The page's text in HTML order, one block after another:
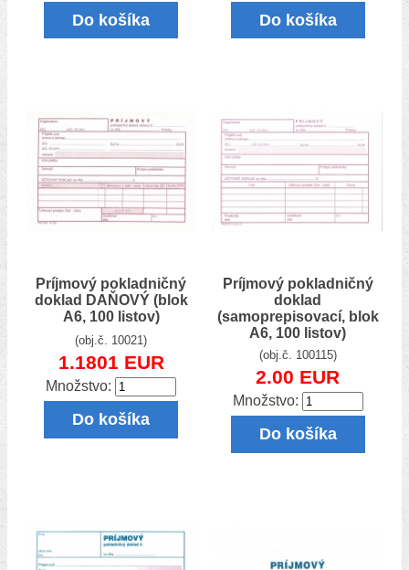
Do košíka Do košíka
Príjmový pokladničný
doklad DAŇOVÝ (blok
A6, 100 listov)
(obj.č. 10021)
1.1801 EUR
Množstvo:
Do košíka
Príjmový pokladničný
doklad
(samoprepisovací, blok
A6, 100 listov)
(obj.č. 100115)
2.00 EUR
Množstvo:
Do košíka